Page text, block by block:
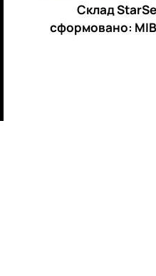
Склад
сформовано: